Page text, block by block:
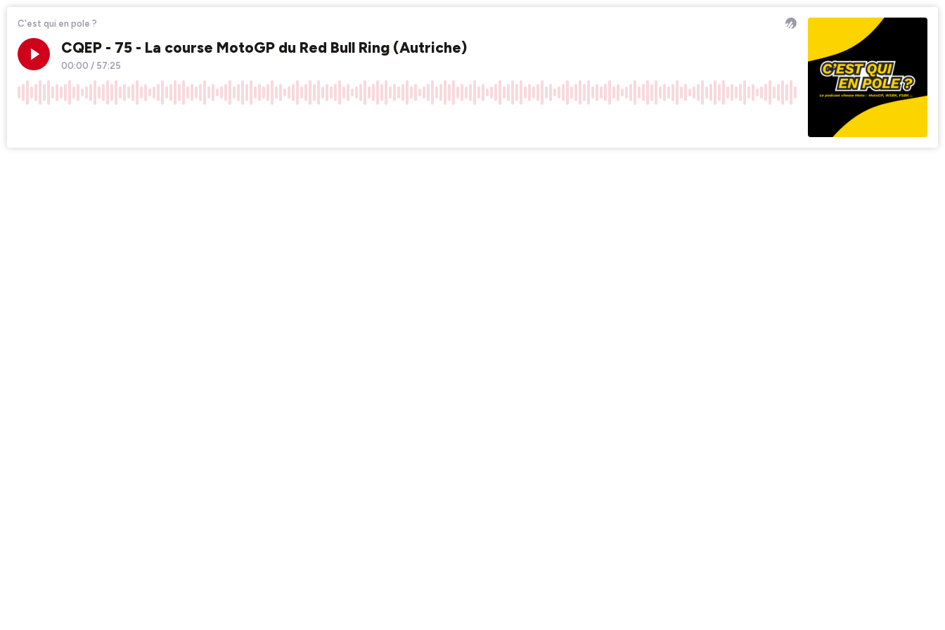
C'est qui en pole ?
CQEP - 75 - La course MotoGP du Red Bull Ring (Autriche)
00:00 / 57:25